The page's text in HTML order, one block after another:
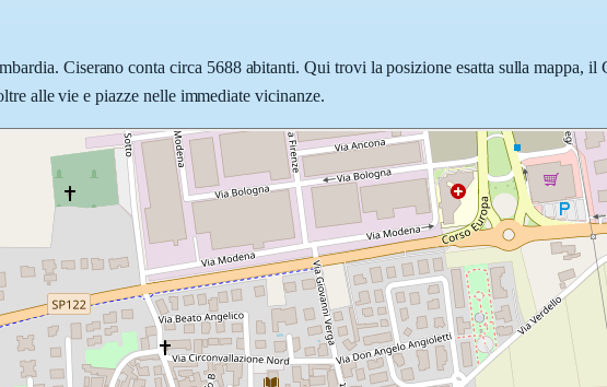
Ciserano conta circa 5688 abitanti. Qui trovi la posizione esatta sulla mappa, il
alle vie e piazze nelle immediate vicinanze.